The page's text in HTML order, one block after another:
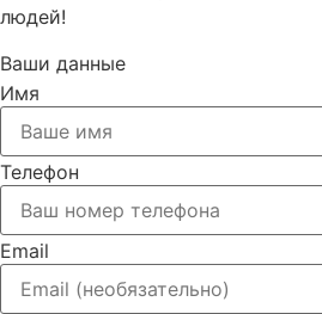
людей!
Ваши данные
Имя
Телефон
Email